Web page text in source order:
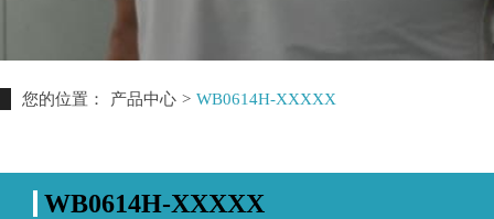
您的位置： 产品中心 > WB0614H-XXXXX
WB0614H-XXXXX